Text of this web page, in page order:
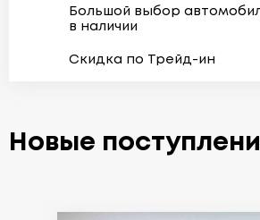
Большой выбор
в наличии
Скидка по Трейд-ин
Новые